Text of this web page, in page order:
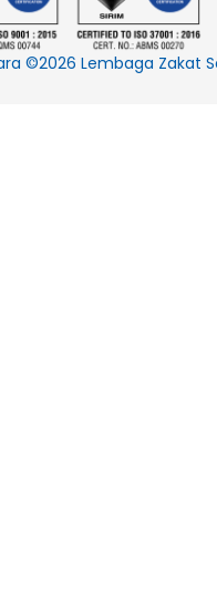
©2026 Lembaga Zakat